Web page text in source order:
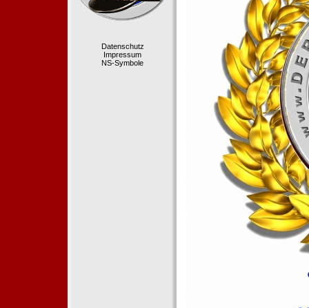
Datenschutz
Impressum
NS-Symbole